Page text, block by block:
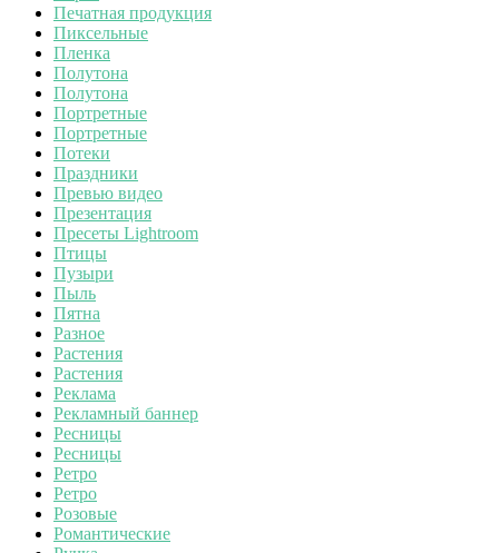
Печатная продукция
Пиксельные
Пленка
Полутона
Полутона
Портретные
Портретные
Потеки
Праздники
Превью видео
Презентация
Пресеты Lightroom
Птицы
Пузыри
Пыль
Пятна
Разное
Растения
Растения
Реклама
Рекламный баннер
Ресницы
Ресницы
Ретро
Ретро
Розовые
Романтические